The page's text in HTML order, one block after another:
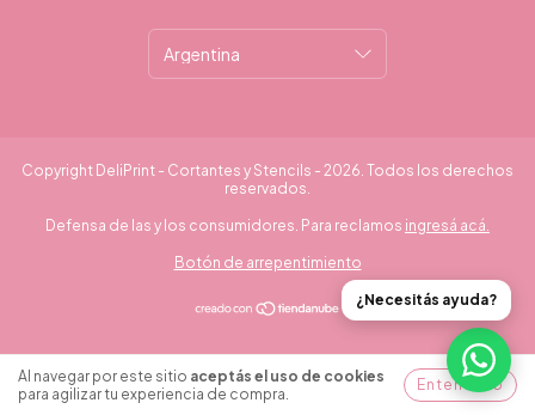
Al navegar por este sitio aceptás el uso de cookies
para agilizar tu experiencia de compra.
Entendido
Copyright DeliPrint - Cortantes y Stencils - 2026. Todos los derechos
reservados.
Defensa de las y los consumidores. Para reclamos ingresá acá.
Botón de arrepentimiento
¿Necesitás ayuda?